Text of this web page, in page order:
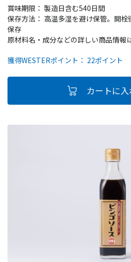
賞味期限： 製造日含む540日間
保存方法： 高温多湿を避け保管。開
保存
獲得WESTERポイント： 22ポイント
原材料名・成分などの詳しい商品情報